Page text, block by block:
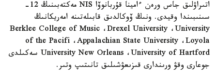
اتىراۋلىق جاس ورەن ءامينا قۇربانوۆا NIS مەكتەبىنىڭ 12-
سىنىبىندا وقيدى. ونىڭ ۆوكالدىق قابىلەتىنە امەريكانىڭ
Berklee College of Music ،Drexel University ،University
of the Pacifi ،Appalachian State University ،Loyola
University New Orleans ،University of Hartford سەكىلدى
جوعارى وقۋ ورىندارى قىزىعۋشىلىق تانىتىپ وتىر.